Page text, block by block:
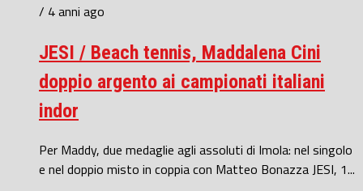
/ 4 anni ago
JESI / Beach tennis, Maddalena Cini
doppio argento ai campionati italiani
indor
Per Maddy, due medaglie agli assoluti di Imola: nel singolo
e nel doppio misto in coppia con Matteo Bonazza JESI, 1...